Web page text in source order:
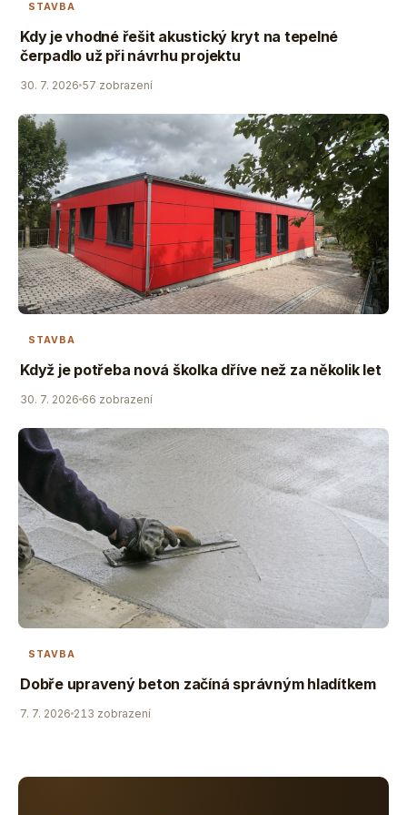
STAVBA
Kdy je vhodné řešit akustický kryt na tepelné
čerpadlo už při návrhu projektu
30. 7. 2026 57 zobrazení
STAVBA
Když je potřeba nová školka dříve než za několik let
30. 7. 2026 66 zobrazení
STAVBA
Dobře upravený beton začíná správným hladítkem
7. 7. 2026 213 zobrazení